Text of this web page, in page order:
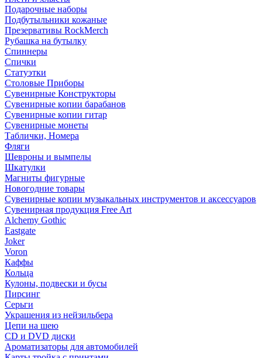
Подарочные наборы
Подбутыльники кожаные
Презервативы RockMerch
Рубашка на бутылку
Спиннеры
Спички
Статуэтки
Столовые Приборы
Сувенирные Конструкторы
Сувенирные копии барабанов
Сувенирные копии гитар
Сувенирные монеты
Таблички, Номера
Фляги
Шевроны и вымпелы
Шкатулки
Магниты фигурные
Новогодние товары
Сувенирные копии музыкальных инструментов и аксессуаров
Сувенирная продукция Free Art
Alchemy Gothic
Eastgate
Joker
Voron
Каффы
Кольца
Кулоны, подвески и бусы
Пирсинг
Серьги
Украшения из нейзильбера
Цепи на шею
CD и DVD диски
Ароматизаторы для автомобилей